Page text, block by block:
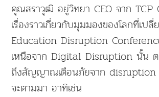
คุณสราวุฒิ อยู่วิทยา CEO จาก TCP
เรื่องราวเกี่ยวกับมุมมองของโลกที่เปลี่
Education Disruption
เหนือจาก Digital Disruption นั้น ต
ถึงสัญญาณเตือนภัยจาก
จะตามมา อาทิเช่น